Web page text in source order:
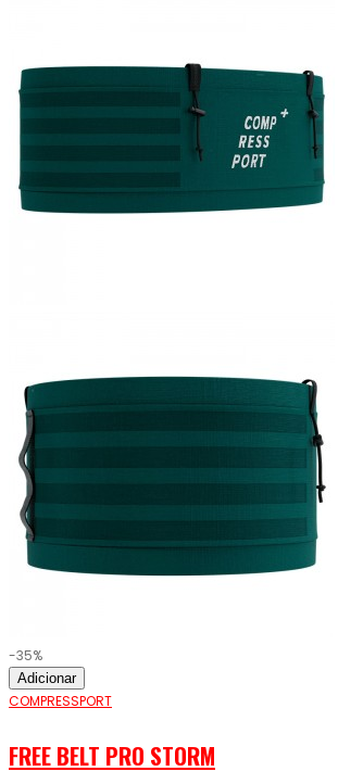
-35%
Adicionar
COMPRESSPORT
FREE BELT PRO STORM